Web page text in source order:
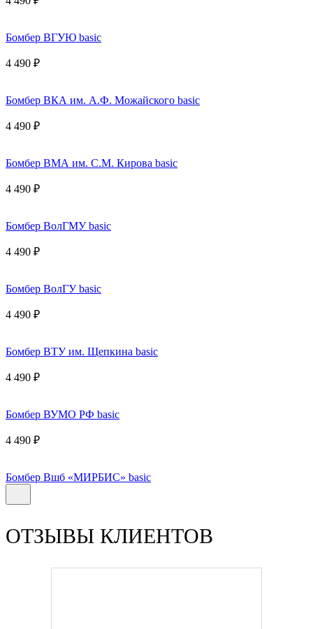
Бомбер ВГУЮ basic
4 490 ₽
Бомбер ВКА им. А.Ф. Можайского basic
4 490 ₽
Бомбер ВМА им. С.М. Кирова basic
4 490 ₽
Бомбер ВолГМУ basic
4 490 ₽
Бомбер ВолГУ basic
4 490 ₽
Бомбер ВТУ им. Щепкина basic
4 490 ₽
Бомбер ВУМО РФ basic
4 490 ₽
Бомбер Вшб «МИРБИС» basic
ОТЗЫВЫ КЛИЕНТОВ